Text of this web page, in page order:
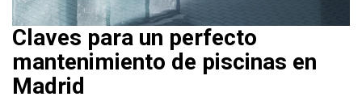
Claves para un perfecto
mantenimiento de piscinas en
Madrid